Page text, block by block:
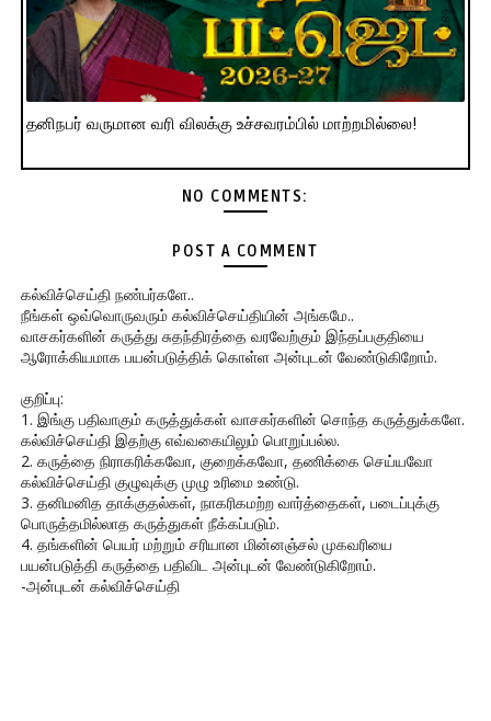
தனிநபர் வருமான வரி விலக்கு உச்சவரம்பில் மாற்றமில்லை!
NO COMMENTS:
POST A COMMENT
கல்விச்செய்தி நண்பர்களே..
நீங்கள் ஒவ்வொருவரும் கல்விச்செய்தியின் அங்கமே..
வாசகர்களின் கருத்து சுதந்திரத்தை வரவேற்கும் இந்தப்பகுதியை
ஆரோக்கியமாக பயன்படுத்திக் கொள்ள அன்புடன் வேண்டுகிறோம்.
குறிப்பு:
1. இங்கு பதிவாகும் கருத்துக்கள் வாசகர்களின் சொந்த கருத்துக்களே.
கல்விச்செய்தி இதற்கு எவ்வகையிலும் பொறுப்பல்ல.
2. கருத்தை நிராகரிக்கவோ, குறைக்கவோ, தணிக்கை செய்யவோ
கல்விச்செய்தி குழுவுக்கு முழு உரிமை உண்டு.
3. தனிமனித தாக்குதல்கள், நாகரிகமற்ற வார்த்தைகள், படைப்புக்கு
பொருத்தமில்லாத கருத்துகள் நீக்கப்படும்.
4. தங்களின் பெயர் மற்றும் சரியான மின்னஞ்சல் முகவரியை
பயன்படுத்தி கருத்தை பதிவிட அன்புடன் வேண்டுகிறோம்.
-அன்புடன் கல்விச்செய்தி